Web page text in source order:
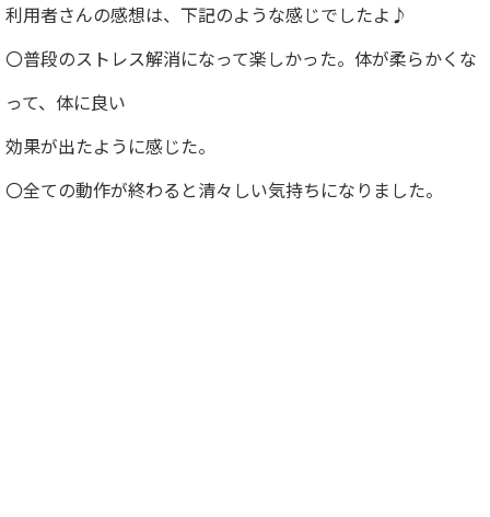
利用者さんの感想は、下記のような感じでしたよ♪
〇普段のストレス解消になって楽しかった。体が柔らかくな
って、体に良い
効果が出たように感じた。
〇全ての動作が終わると清々しい気持ちになりました。